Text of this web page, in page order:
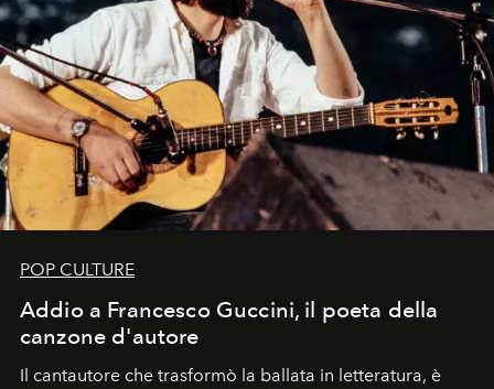
POP CULTURE
Addio a Francesco Guccini, il poeta della
canzone d'autore
Il cantautore che trasformò la ballata in letteratura, è